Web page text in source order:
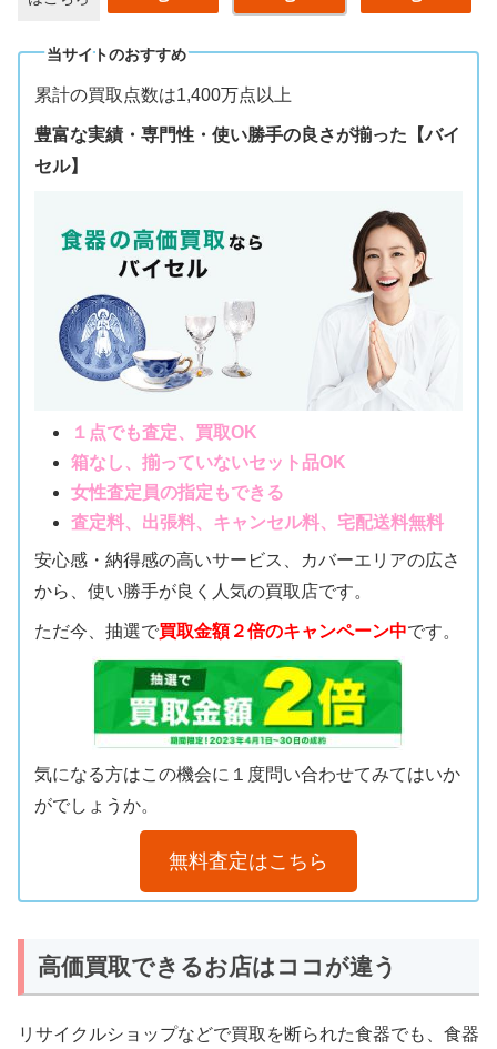
当サイトのおすすめ
累計の買取点数は1,400万点以上
豊富な実績・専門性・使い勝手の良さが揃った【バイ
セル】
１点でも査定、買取OK
箱なし、揃っていないセット品OK
女性査定員の指定もできる
査定料、出張料、キャンセル料、宅配送料無料
安心感・納得感の高いサービス、カバーエリアの広さ
から、使い勝手が良く人気の買取店です。
ただ今、抽選で買取金額２倍のキャンペーン中です。
気になる方はこの機会に１度問い合わせてみてはいか
がでしょうか。
無料査定はこちら
高価買取できるお店はココが違う
リサイクルショップなどで買取を断られた食器でも、食器